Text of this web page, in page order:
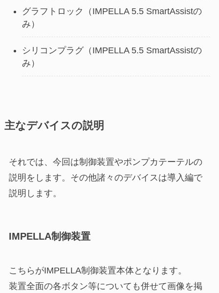
グラフトロック（IMPELLA 5.5 SmartAssistの
み）
シリコンプラグ（IMPELLA 5.5 SmartAssistの
み）
主なデバイスの説明
それでは、今回は制御装置やポンプカテーテルの
説明をします。その他諸々のデバイスは導入編で
説明します。
IMPELLA制御装置
こちらがIMPELLA制御装置本体となります。
装置全面の各ボタン等についても併せて画像を掲